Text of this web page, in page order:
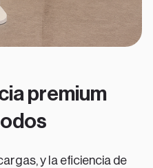
premium
y la eficiencia de